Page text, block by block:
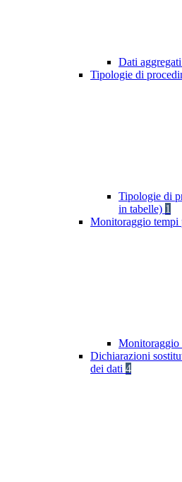
Dati
Tipologie di
Tipologie di
in tabelle) 1
Monitoraggio tempi
Monitoraggio
Dichiarazioni
dei dati 4